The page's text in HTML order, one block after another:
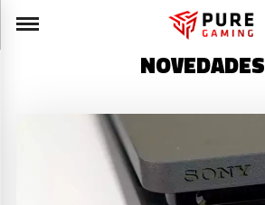
NOVEDADES